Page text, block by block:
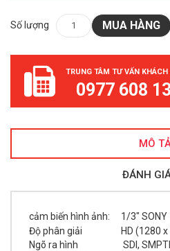
Số lượng MUA HÀNG
TRUNG TÂM TƯ VẤN KHÁCH
0977 608
MÔ
ĐÁNH
cảm biến hình ảnh:
1/3" SONY
Độ phân giải
HD (1280
Ngõ ra hình
SDI,